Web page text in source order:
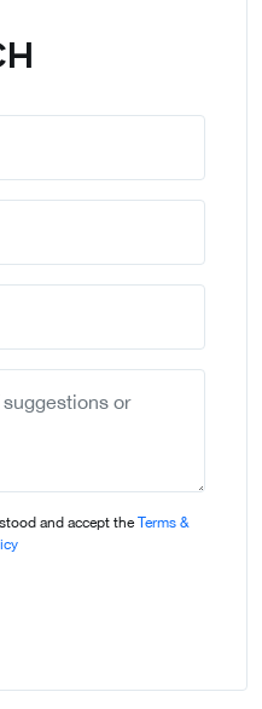
and accept the Terms &